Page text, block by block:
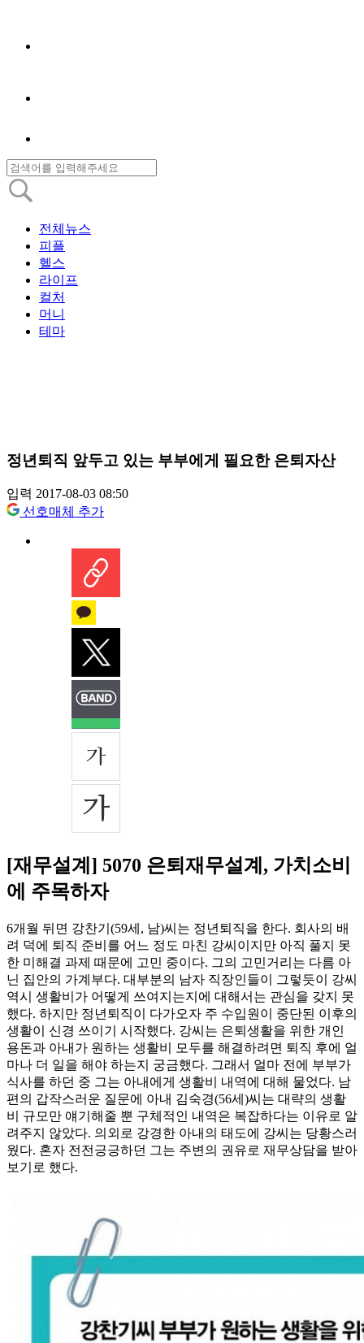
전체뉴스
피플
헬스
라이프
컬처
머니
테마
정년퇴직 앞두고 있는 부부에게 필요한 은퇴자산
입력 2017-08-03 08:50
선호매체 추가
[재무설계] 5070 은퇴재무설계, 가치소비
에 주목하자
6개월 뒤면 강찬기(59세, 남)씨는 정년퇴직을 한다. 회사의 배
려 덕에 퇴직 준비를 어느 정도 마친 강씨이지만 아직 풀지 못
한 미해결 과제 때문에 고민 중이다. 그의 고민거리는 다름 아
닌 집안의 가계부다. 대부분의 남자 직장인들이 그렇듯이 강씨
역시 생활비가 어떻게 쓰여지는지에 대해서는 관심을 갖지 못
했다. 하지만 정년퇴직이 다가오자 주 수입원이 중단된 이후의
생활이 신경 쓰이기 시작했다. 강씨는 은퇴생활을 위한 개인
용돈과 아내가 원하는 생활비 모두를 해결하려면 퇴직 후에 얼
마나 더 일을 해야 하는지 궁금했다. 그래서 얼마 전에 부부가
식사를 하던 중 그는 아내에게 생활비 내역에 대해 물었다. 남
편의 갑작스러운 질문에 아내 김숙경(56세)씨는 대략의 생활
비 규모만 얘기해줄 뿐 구체적인 내역은 복잡하다는 이유로 알
려주지 않았다. 의외로 강경한 아내의 태도에 강씨는 당황스러
웠다. 혼자 전전긍긍하던 그는 주변의 권유로 재무상담을 받아
보기로 했다.